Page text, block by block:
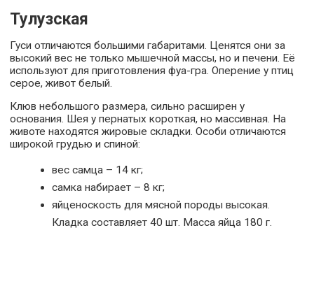
Тулузская
Гуси отличаются большими габаритами. Ценятся они за
высокий вес не только мышечной массы, но и печени. Её
используют для приготовления фуа-гра. Оперение у птиц
серое, живот белый.
Клюв небольшого размера, сильно расширен у
основания. Шея у пернатых короткая, но массивная. На
животе находятся жировые складки. Особи отличаются
широкой грудью и спиной:
вес самца – 14 кг;
самка набирает – 8 кг;
яйценоскость для мясной породы высокая.
Кладка составляет 40 шт. Масса яйца 180 г.